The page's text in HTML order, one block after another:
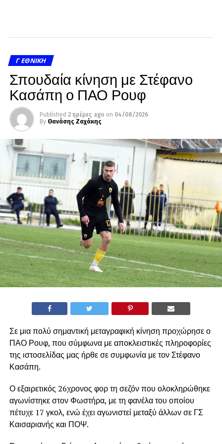
Γ ΕΘΝΙΚΉ
Σπουδαία κίνηση με Στέφανο
Κασάπη ο ΠΑΟ Ρουφ
Published 2 ημέρες ago on 04/08/2026
By Θανάσης Ζαχάκης
Σε μια πολύ σημαντική μεταγραφική κίνηση προχώρησε ο
ΠΑΟ Ρουφ, που σύμφωνα με αποκλειστικές πληροφορίες
της ιστοσελίδας μας ήρθε σε συμφωνία με τον Στέφανο
Κασάπη.
Ο εξαιρετικός 26χρονος φορ τη σεζόν που ολοκληρώθηκε
αγωνίστηκε στον Φωστήρα, με τη φανέλα του οποίου
πέτυχε 17 γκολ, ενώ έχει αγωνιστεί μεταξύ άλλων σε ΓΣ
Καισαριανής και ΠΟΨ.